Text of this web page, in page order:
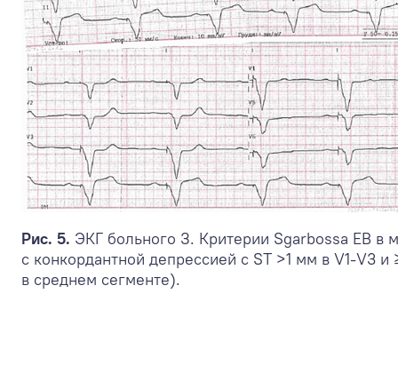
Рис. 5. ЭКГ больного З. Критерии Sgarbossa EB в
с конкордантной депрессией c ST >1 мм в V1-V3
в среднем сегменте).